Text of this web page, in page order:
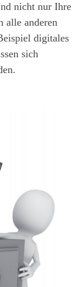
nicht nur Ihre
alle anderen
digitales
sich